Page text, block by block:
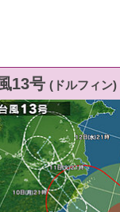
13号 (ドルフィン)